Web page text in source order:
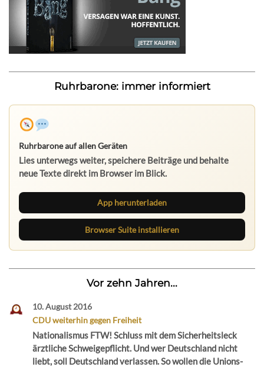
Ruhrbarone: immer informiert
Ruhrbarone auf allen Geräten
Lies unterwegs weiter, speichere Beiträge und behalte
neue Texte direkt im Browser im Blick.
App herunterladen
Browser Suite installieren
Vor zehn Jahren...
10. August 2016
CDU weiterhin gegen Freiheit
Nationalismus FTW! Schluss mit dem Sicherheitsleck
ärztliche Schweigepflicht. Und wer Deutschland nicht
liebt, soll Deutschland verlassen. So wollen die Unions-